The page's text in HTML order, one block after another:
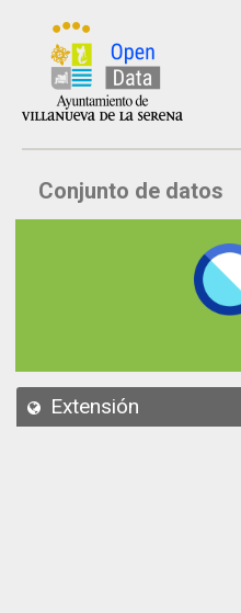
Inicio
Datos
API
Conjunto de datos
Extensión